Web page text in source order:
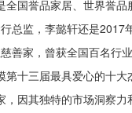
全国誉品家居、世界誉
总监，李懿轩还是2017
善家，曾获全国百名行
第十三届最具爱心的十
因其独特的市场洞察力